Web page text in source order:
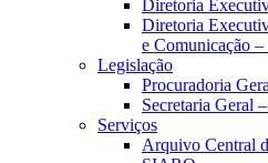
Diretoria
Diretoria
e Comunicação
Legislação
Procuradoria
Secretaria Geral
Serviços
Arquivo Central